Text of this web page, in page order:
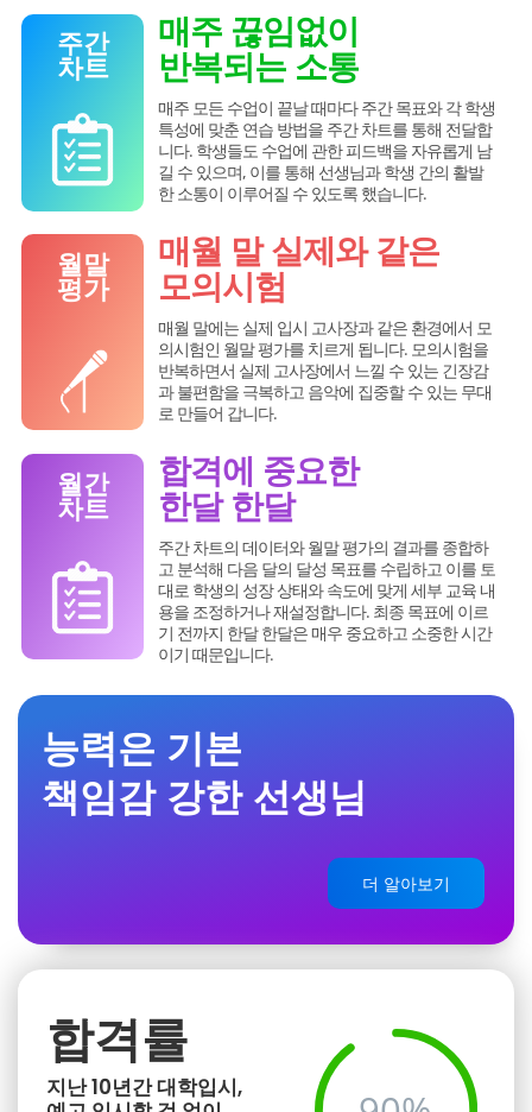
매주 끊임없이
반복되는 소통
매주 모든 수업이 끝날 때마다 주간 목표와 각 학생
특성에 맞춘 연습 방법을 주간 차트를 통해 전달합
니다. 학생들도 수업에 관한 피드백을 자유롭게 남
길 수 있으며, 이를 통해 선생님과 학생 간의 활발
한 소통이 이루어질 수 있도록 했습니다.
매월 말 실제와 같은
모의시험
매월 말에는 실제 입시 고사장과 같은 환경에서 모
의시험인 월말 평가를 치르게 됩니다. 모의시험을
반복하면서 실제 고사장에서 느낄 수 있는 긴장감
과 불편함을 극복하고 음악에 집중할 수 있는 무대
로 만들어 갑니다.
합격에 중요한
한달 한달
주간 차트의 데이터와 월말 평가의 결과를 종합하
고 분석해 다음 달의 달성 목표를 수립하고 이를 토
대로 학생의 성장 상태와 속도에 맞게 세부 교육 내
용을 조정하거나 재설정합니다. 최종 목표에 이르
기 전까지 한달 한달은 매우 중요하고 소중한 시간
이기 때문입니다.
주간
차트
월간
차트
월말
평가
능력은 기본
책임감 강한 선생님
더 알아보기
합격률
지난 10년간 대학입시,